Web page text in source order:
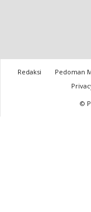
Redaksi Pedoman
©